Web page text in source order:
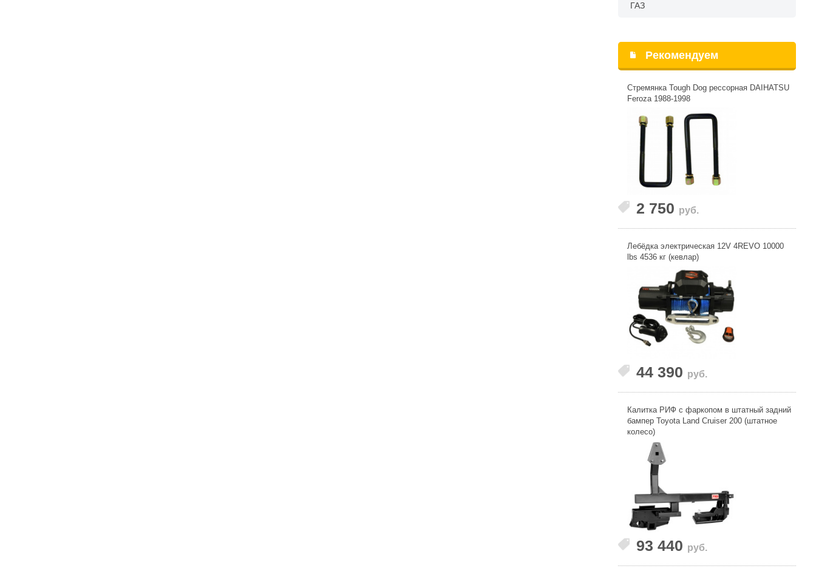
ГАЗ
Рекомендуем
Стремянка Tough Dog рессорная DAIHATSU
Feroza 1988-1998
2 750 руб.
Лебёдка электрическая 12V 4REVO 10000
lbs 4536 кг (кевлар)
44 390 руб.
Калитка РИФ с фаркопом в штатный задний
бампер Toyota Land Cruiser 200 (штатное
колесо)
93 440 руб.